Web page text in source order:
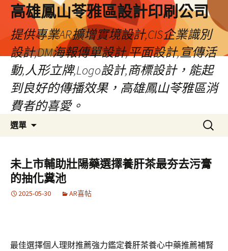
高雄鳳山苓雅區設計印刷公司
提供專業AR擴增實境設計,CIS企業識別
設計,DM海報傳單設計,平面設計,宣傳活
動,人形立牌,Logo設計,商標設計，能起
到良好的傳播效果，高雄鳳山苓雅區消
費者的喜愛。
選單
容
搜
尋
鍵
字:
未上市輔助壯陽藥選擇養肝茶最夯去污膏
的抽化糞池
2025-05-30 AR喜帖
最佳選擇個人理財推薦強力鑑定養肝茶養心中藥推薦補腎